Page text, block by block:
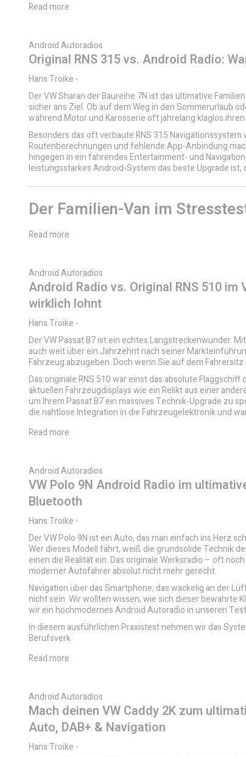
Read more
Android Autoradios
Original RNS 315 vs. Android Radio:
Hans Troike -
Der VW Sharan der Baureihe 7N ist das ultimative
sicher ans Ziel. Ob auf dem Weg in den Sommerurlaub
während Motor und Karosserie oft jahrelang klaglos
Besonders das oft verbaute RNS 315
Routenberechnungen und fehlende App-Anbindung
hingegen in ein fahrendes Entertainment- und
leistungsstarkes Android-System das beste Upgrade ist,
Der Familien-Van im
Read more
Android Autoradios
Android Radio vs. Original RNS 510 im
wirklich lohnt
Hans Troike -
Der VW Passat B7 ist ein echtes Langstreckenwunder.
auch weit über ein Jahrzehnt nach seiner
Fahrzeug abzugeben. Doch wenn Sie auf dem
Das originale RNS 510 war einst das absolute
aktuellen Fahrzeugdisplays wie ein Relikt aus einer
um Ihrem Passat B7 ein massives Technik-Upgrade zu
die nahtlose Integration in die Fahrzeugelektronik und
Read more
Android Autoradios
VW Polo 9N Android Radio im
Bluetooth
Hans Troike -
Der VW Polo 9N ist ein Auto, das man einfach ins Herz
Wer dieses Modell fährt, weiß die grundsolide Technik
einen die Realität ein. Das originale Werksradio – oft
moderner Autofahrer absolut nicht mehr gerecht.
Navigation über das Smartphone, das wackelig an der
nicht sein. Wir wollten wissen, wie sich dieser bewährte
wir ein hochmodernes Android Autoradio in unseren
In diesem ausführlichen Praxistest nehmen wir das
Berufsverk
Read more
Android Autoradios
Mach deinen VW Caddy 2K zum
Auto, DAB+ & Navigation
Hans Troike -